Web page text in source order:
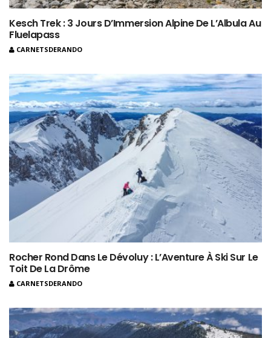
Kesch Trek : 3 Jours D’Immersion Alpine De L’Albula Au
Fluelapass
CARNETSDERANDO
Rocher Rond Dans Le Dévoluy : L’Aventure À Ski Sur Le
Toit De La Drôme
CARNETSDERANDO